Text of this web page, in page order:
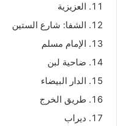
العزيزية
الشفا: شارع الستين
الإمام مسلم
ضاحية لبن
الدار البيضاء
طريق الخرج
ديراب